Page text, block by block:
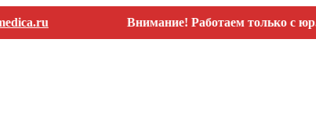
Внимание! Работаем только с юр.